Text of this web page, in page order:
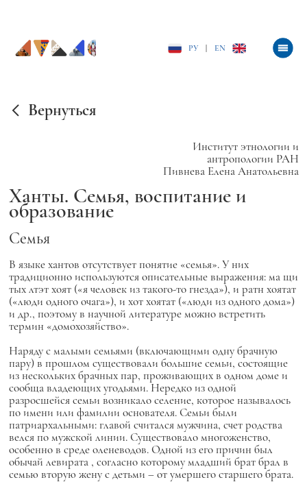
РУ EN
Вернуться
Институт этнологии и
антропологии РАН
Пивнева Елена Анатольевна
Ханты. Семья, воспитание и
образование
Семья
В языке хантов отсутствует понятие «семья». У них
традиционно используются описательные выражения:ма щи
тых лтэт хоят («я человек из такого-то гнезда»), и ратн хоятат
(«люди одного очага»), и хот хоятат («люди из одного дома»)
и др., поэтому в научной литературе можно встретить
термин «домохозяйство».
Наряду с малыми семьями (включающими одну брачную
пару) в прошлом существовали большие семьи, состоящие
из нескольких брачных пар, проживающих в одном доме и
сообща владеющих угодьями. Нередко из одной
разросшейся семьи возникало селение, которое называлось
по имени или фамилии основателя. Семьи были
патриархальными: главой считался мужчина, счет родства
велся по мужской линии. Существовало многоженство,
особенно в среде оленеводов. Одной из его причин был
обычай левирата , согласно которому младший брат брал в
семью вторую жену с детьми – от умершего старшего брата.